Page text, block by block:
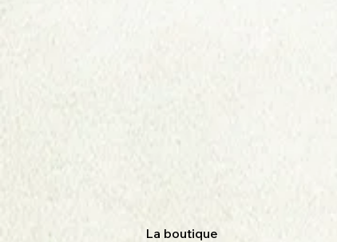
La boutique